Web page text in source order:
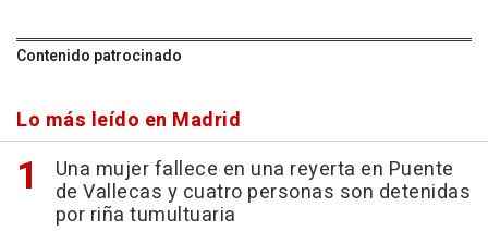
Contenido patrocinado
Lo más leído en Madrid
Una mujer fallece en una reyerta en Puente
de Vallecas y cuatro personas son detenidas
por riña tumultuaria